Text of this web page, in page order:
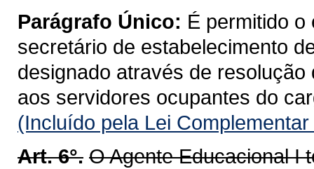
Parágrafo Único: É permitido
secretário de estabelecimento
designado através de
aos servidores ocupantes do
(Incluído pela Lei
Art. 6°. O Agente Educacional I